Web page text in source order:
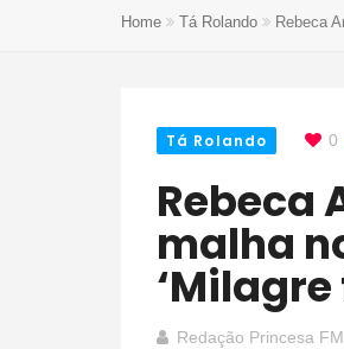
Home Tá Rolando Rebeca
Tá Rolando 0
Rebeca Andrade vence a preguiça e
malha
Redação Princesa FM